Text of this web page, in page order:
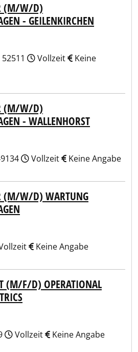
(M/W/D)
- GEILENKIRCHEN
Vollzeit
Keine
(M/W/D)
- WALLENHORST
Vollzeit Keine Angabe
(M/W/D) WARTUNG
Keine Angabe
(M/F/D) OPERATIONAL
Vollzeit Keine Angabe